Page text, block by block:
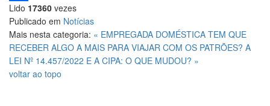
Share
Lido 17360 vezes
Publicado em Notícias
Mais nesta categoria: « EMPREGADA DOMÉSTICA TEM QUE
RECEBER ALGO A MAIS PARA VIAJAR COM OS PATRÕES? A
LEI Nº 14.457/2022 E A CIPA: O QUE MUDOU? »
voltar ao topo